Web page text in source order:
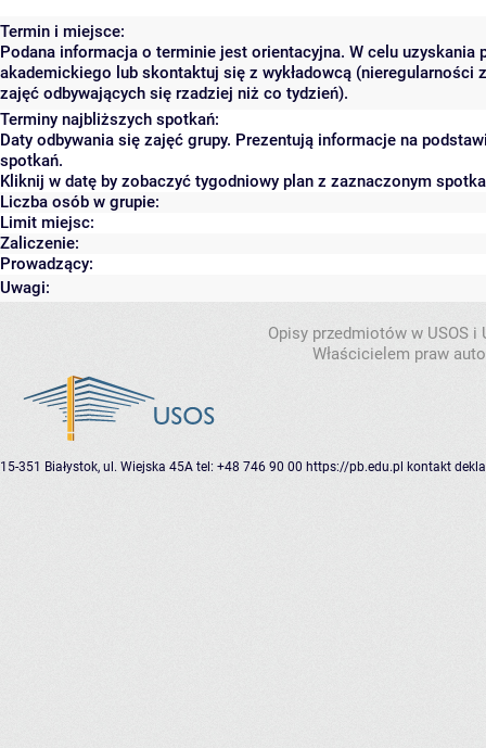
Termin i miejsce:
Podana informacja o terminie jest orientacyjna. W celu
akademickiego lub skontaktuj się z wykładowcą (nieregularności
zajęć odbywających się rzadziej niż co tydzień).
Terminy najbliższych spotkań:
Daty odbywania się zajęć grupy. Prezentują informacje na
spotkań.
Kliknij w datę by zobaczyć tygodniowy plan z zaznaczonym
Liczba osób w grupie:
Limit miejsc:
Zaliczenie:
Prowadzący:
Uwagi:
Opisy przedmiotów w USOS
Właścicielem praw
15-351 Białystok, ul. Wiejska 45A tel: +48 746 90 00 https://pb.edu.pl kontakt